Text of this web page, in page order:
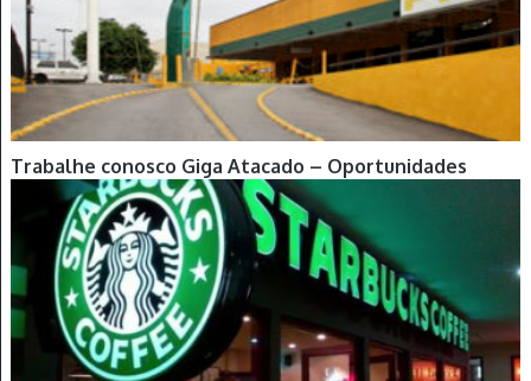
Trabalhe conosco Giga Atacado – Oportunidades